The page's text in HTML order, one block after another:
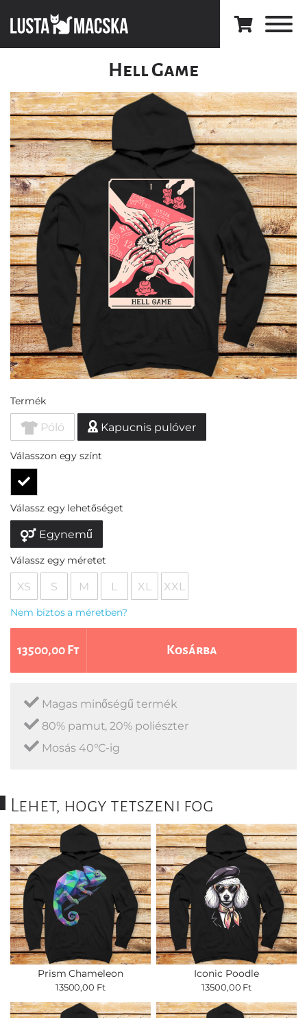
Hell Game
Termék
Póló Kapucnis pulóver
Válasszon egy színt
Válassz egy lehetőséget
Egynemű
Válassz egy méretet
XS S M L XL XXL
Nem biztos a méretben?
13500,00 Ft Kosárba
Magas minőségű termék
80% pamut, 20% poliészter
Mosás 40°C-ig
Lehet, hogy tetszeni fog
Prism Chameleon
13500,00 Ft
Iconic Poodle
13500,00 Ft